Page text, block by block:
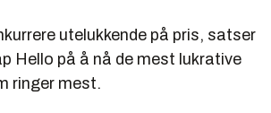
utelukkende på pris, satser
Hello på å nå de mest lukrative
ringer mest.